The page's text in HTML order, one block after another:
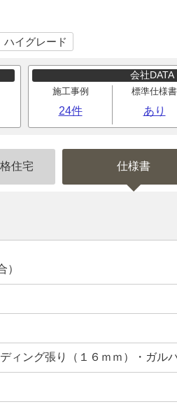
ハイグレード
会社DATA
施工事例
24件
標準仕様書
あり
住宅 仕様書
）
ィング張り（１６ｍｍ）・ガ